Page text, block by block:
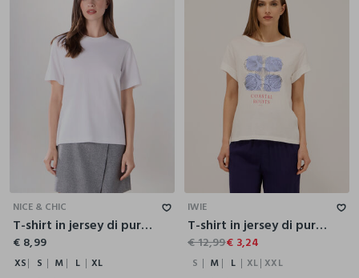
M
NICE & CHIC
T-shirt in jersey di puro cotone donna
€ 8,99
XS S M L XL
XXL
IWIE
T-shirt in jersey di puro cotone donna
€ 12,99€ 3,24
S M L XL XXL